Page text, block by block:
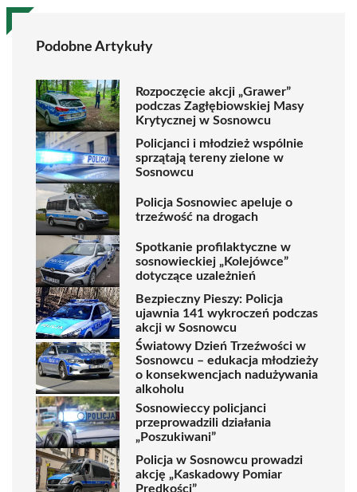
Podobne Artykuły
Rozpoczęcie akcji „Grawer”
podczas Zagłębiowskiej Masy
Krytycznej w Sosnowcu
Policjanci i młodzież wspólnie
sprzątają tereny zielone w
Sosnowcu
Policja Sosnowiec apeluje o
trzeźwość na drogach
Spotkanie profilaktyczne w
sosnowieckiej „Kolejówce”
dotyczące uzależnień
Bezpieczny Pieszy: Policja
ujawnia 141 wykroczeń podczas
akcji w Sosnowcu
Światowy Dzień Trzeźwości w
Sosnowcu – edukacja młodzieży
o konsekwencjach nadużywania
alkoholu
Sosnowieccy policjanci
przeprowadzili działania
„Poszukiwani”
Policja w Sosnowcu prowadzi
akcję „Kaskadowy Pomiar
Prędkości”